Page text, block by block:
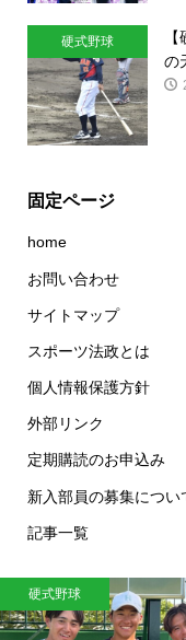
硬式野球
の
固定ページ
home
お問い合わせ
サイトマップ
スポーツ法政とは
個人情報保護方針
外部リンク
定期購読のお申込み
新入部員の募集につい
記事一覧
硬式野球